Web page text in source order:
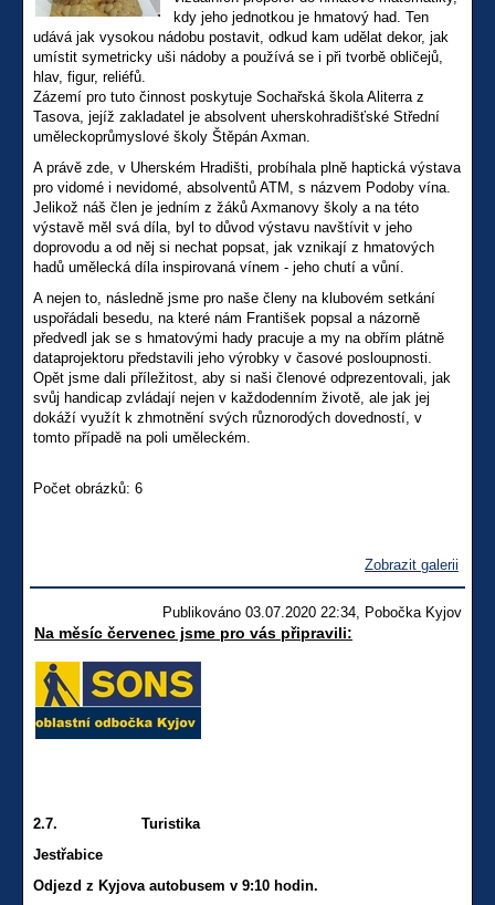
kdy jeho jednotkou je hmatový had. Ten
udává jak vysokou nádobu postavit, odkud kam udělat dekor, jak
umístit symetricky uši nádoby a používá se i při tvorbě obličejů,
hlav, figur, reliéfů.
Zázemí pro tuto činnost poskytuje Sochařská škola Aliterra z
Tasova, jejíž zakladatel je absolvent uherskohradišťské Střední
uměleckoprůmyslové školy Štěpán Axman.
A právě zde, v Uherském Hradišti, probíhala plně haptická výstava
pro vidomé i nevidomé, absolventů ATM, s názvem Podoby vína.
Jelikož náš člen je jedním z žáků Axmanovy školy a na této
výstavě měl svá díla, byl to důvod výstavu navštívit v jeho
doprovodu a od něj si nechat popsat, jak vznikají z hmatových
hadů umělecká díla inspirovaná vínem - jeho chutí a vůní.
A nejen to, následně jsme pro naše členy na klubovém setkání
uspořádali besedu, na které nám František popsal a názorně
předvedl jak se s hmatovými hady pracuje a my na obřím plátně
dataprojektoru představili jeho výrobky v časové posloupnosti.
Opět jsme dali příležitost, aby si naši členové odprezentovali, jak
svůj handicap zvládají nejen v každodenním životě, ale jak jej
dokáží využít k zhmotnění svých různorodých dovedností, v
tomto případě na poli uměleckém.
Počet obrázků: 6
Zobrazit galerii
Publikováno 03.07.2020 22:34, Pobočka Kyjov
Na měsíc červenec jsme pro vás připravili:
2.7. Turistika
Jestřabice
Odjezd z Kyjova autobusem v 9:10 hodin.